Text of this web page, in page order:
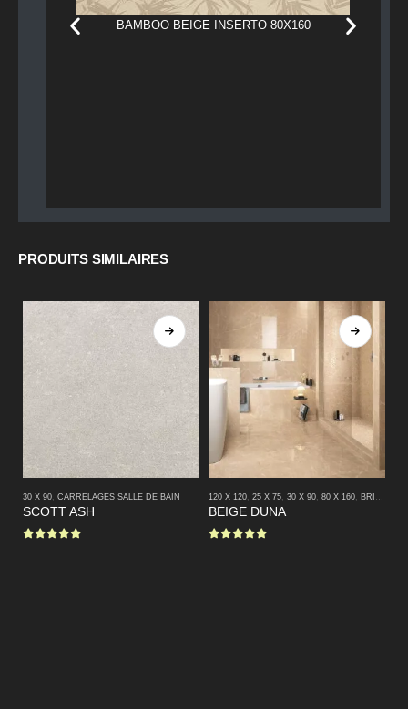
BAMBOO BEIGE INSERTO 80X160
PRODUITS SIMILAIRES
30 X 90, CARRELAGES SALLE DE BAIN
SCOTT ASH
120 X 120, 25 X 75, 30 X 90, 80 X 160, BRILLANT
BEIGE DUNA